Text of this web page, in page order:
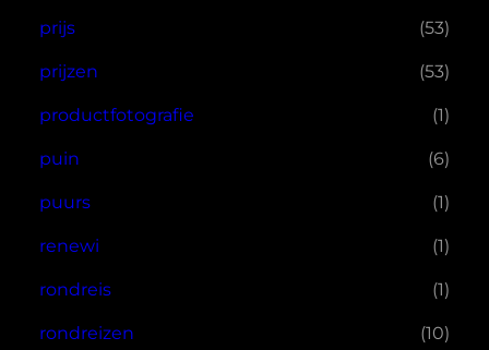
prijs (53)
prijzen (53)
productfotografie (1)
puin (6)
puurs (1)
renewi (1)
rondreis (1)
rondreizen (10)